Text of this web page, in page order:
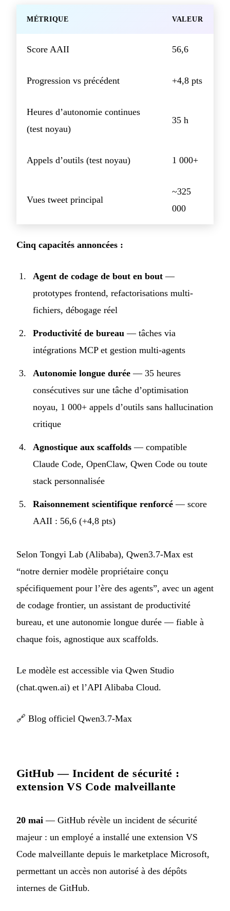
MÉTRIQUE VALEUR
Score AAII 56,6
Progression vs précédent +4,8 pts
Heures d’autonomie continues
(test noyau)
35 h
Appels d’outils (test noyau) 1 000+
Vues tweet principal
~325
000
Cinq capacités annoncées :
Agent de codage de bout en bout —
prototypes frontend, refactorisations multi-
fichiers, débogage réel
Productivité de bureau — tâches via
intégrations MCP et gestion multi-agents
Autonomie longue durée — 35 heures
consécutives sur une tâche d’optimisation
noyau, 1 000+ appels d’outils sans hallucination
critique
Agnostique aux scaffolds — compatible
Claude Code, OpenClaw, Qwen Code ou toute
stack personnalisée
Raisonnement scientifique renforcé — score
AAII : 56,6 (+4,8 pts)
Selon Tongyi Lab (Alibaba), Qwen3.7-Max est
“notre dernier modèle propriétaire conçu
spécifiquement pour l’ère des agents”, avec un agent
de codage frontier, un assistant de productivité
bureau, et une autonomie longue durée — fiable à
chaque fois, agnostique aux scaffolds.
Le modèle est accessible via Qwen Studio
(chat.qwen.ai) et l’API Alibaba Cloud.
🔗 Blog officiel Qwen3.7-Max
GitHub — Incident de sécurité :
extension VS Code malveillante
20 mai — GitHub révèle un incident de sécurité
majeur : un employé a installé une extension VS
Code malveillante depuis le marketplace Microsoft,
permettant un accès non autorisé à des dépôts
internes de GitHub.